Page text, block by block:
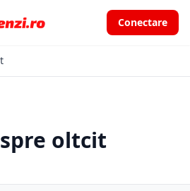
Conectare
oltcit